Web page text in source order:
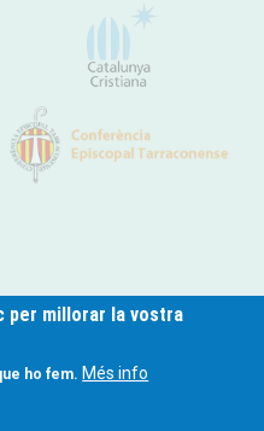
per millorar la vostra
ho fem. Més info